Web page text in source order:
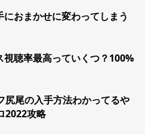
おまかせに変わってしまう
視聴率最高っていくつ？100%
尻尾の入手方法わかってるや
2022攻略